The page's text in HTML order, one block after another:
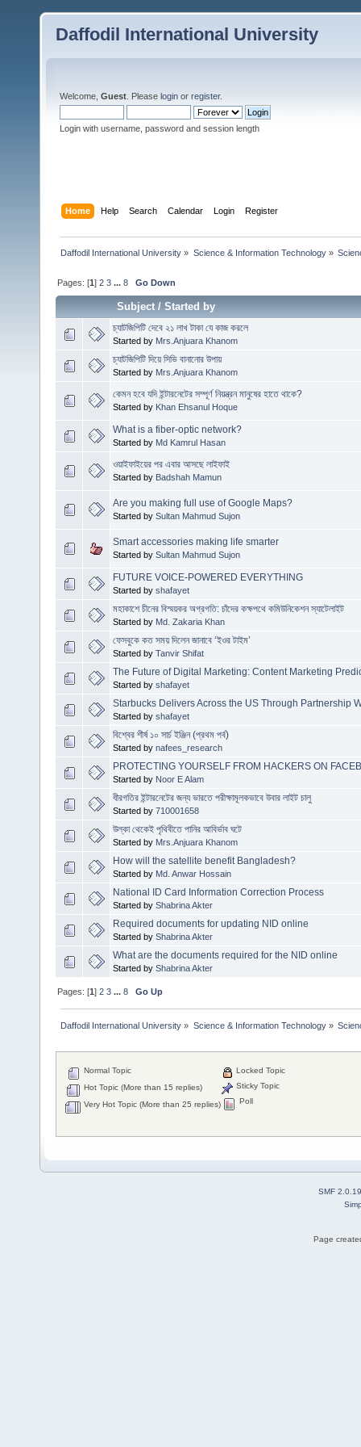
Daffodil International University
Welcome, Guest . Please login or register.
Login with username, password and session length
Home Help Search Calendar Login Register
Daffodil International University » Science & Information Technology»
Pages: [1]2 3 ...8 Go Down
Subject/Started by
চ্যাটজিপিটি দেবে ২১ লাখ টাকা যে কাজ করলে
Started by Mrs.Anjuara Khanom
চ্যাটজিপিটি দিয়ে সিভি বানানোর উপায়
Started by Mrs.Anjuara Khanom
কেমন হবে যদি ইন্টারনেটের সম্পূর্ণ নিয়ন্ত্রন মানুষের হাতে থাকে?
Started by Khan Ehsanul Hoque
What is a fiber-optic network?
Started by Md Kamrul Hasan
ওয়াইফাইয়ের পর এবার আসছে লাইফাই
Started by Badshah Mamun
Are you making full use of Google Maps?
Started by Sultan Mahmud Sujon
Smart accessories making life smarter
Started by Sultan Mahmud Sujon
FUTURE VOICE-POWERED EVERYTHING
Started by shafayet
মহাকাশে চীনের বিস্ময়কর অগ্রগতি: চাঁদের কক্ষপথে কমিউনিকেশন স্যাটেলাইট
Started by Md. Zakaria Khan
ফেসবুকে কত সময় দিলেন জানাবে ‘ইওর টাইম’
Started by Tanvir Shifat
The Future of Digital Marketing: Content Marketing
Started by shafayet
Starbucks Delivers Across the US Through Partnership
Started by shafayet
বিশ্বের শীর্ষ ১০ সার্চ ইঞ্জিন (প্রথম পর্ব)
Started by nafees_research
PROTECTING YOURSELF FROM HACKERS ON
Started by Noor E Alam
ধীরগতির ইন্টারনেটের জন্য ভারতে পরীক্ষামূলকভাবে উবার লাইট চালু
Started by 710001658
উল্কা থেকেই পৃথিবীতে পানির আবির্ভাব ঘটে
Started by Mrs.Anjuara Khanom
How will the satellite benefit Bangladesh?
Started by Md. Anwar Hossain
National ID Card Information Correction Process
Started by Shabrina Akter
Required documents for updating NID online
Started by Shabrina Akter
What are the documents required for the NID online
Started by Shabrina Akter
Pages: [1]2 3 ...8 Go Up
Daffodil International University » Science & Information Technology»
Normal Topic
Hot Topic (More than 15 replies)
Very Hot Topic (More than 25 replies)
Locked Topic
Sticky Topic
Poll
SMF 2.0.19
Page